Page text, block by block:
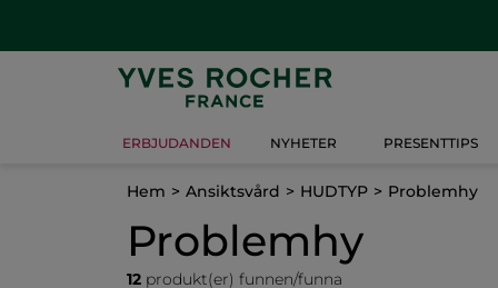
ERBJUDANDEN NYHETER PRESENTTIPS
Hem Ansiktsvård HUDTYP Problemhy
Problemhy
12 produkt(er) funnen/funna